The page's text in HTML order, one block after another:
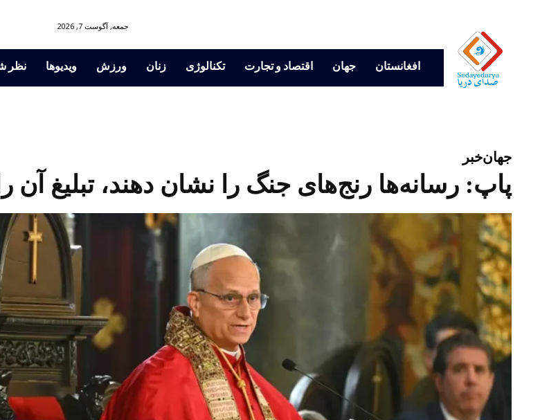
جمعه, آگوست 7, 2026
افغانستان جهان اقتصاد و تجارت تکنالوژی زنان ورزش ویدیوها نظر
جهانخبر
پاپ: رسانه‌ها رنج‌های جنگ را نشان دهند، تبلیغ آن